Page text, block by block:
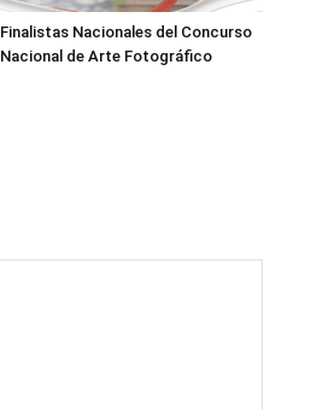
Finalistas Nacionales del Concurso
Nacional de Arte Fotográfico